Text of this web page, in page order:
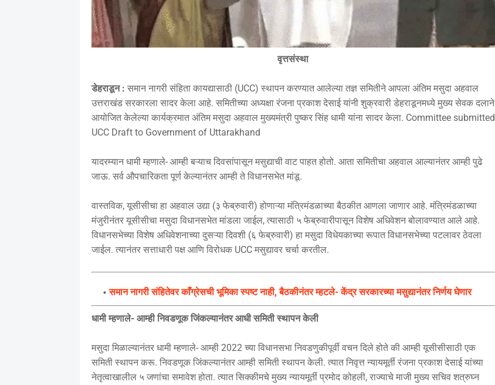
वृत्तसंस्था
डेहराडून : समान नागरी संहिता कायद्यासाठी (UCC) स्थापन करण्यात आलेल्या तज्ञ समितीने आपला अंतिम मसुदा अहवाल
उत्तराखंड सरकारला सादर केला आहे. समितीच्या अध्यक्षा रंजना प्रकाश देसाई यांनी शुक्रवारी डेहराडूनमध्ये मुख्य सेवक दलाने
आयोजित केलेल्या कार्यक्रमात अंतिम मसुदा अहवाल मुख्यमंत्री पुष्कर सिंह धामी यांना सादर केला. Committee submitted
UCC Draft to Government of Uttarakhand
यादरम्यान धामी म्हणाले- आम्ही बऱ्याच दिवसांपासून मसुद्याची वाट पाहत होतो. आता समितीचा अहवाल आल्यानंतर आम्ही पुढे
जाऊ. सर्व औपचारिकता पूर्ण केल्यानंतर आम्ही ते विधानसभेत मांडू.
वास्तविक, यूसीसीचा हा अहवाल उद्या (३ फेब्रुवारी) होणाऱ्या मंत्रिमंडळाच्या बैठकीत आणला जाणार आहे. मंत्रिमंडळाच्या
मंजुरीनंतर यूसीसीचा मसुदा विधानसभेत मांडला जाईल, त्यासाठी ५ फेब्रुवारीपासून विशेष अधिवेशन बोलावण्यात आले आहे.
विधानसभेच्या विशेष अधिवेशनाच्या दुसऱ्या दिवशी (६ फेब्रुवारी) हा मसुदा विधेयकाच्या रूपात विधानसभेच्या पटलावर ठेवला
जाईल. त्यानंतर सत्ताधारी पक्ष आणि विरोधक UCC मसुद्यावर चर्चा करतील.
समान नागरी संहितेवर काँग्रेसची भूमिका स्पष्ट नाही, बैठकीनंतर म्हटले- केंद्र सरकारच्या मसुद्यानंतर निर्णय घेणार
धामी म्हणाले- आम्ही निवडणूक जिंकल्यानंतर आधी समिती स्थापन केली
मसुदा मिळाल्यानंतर धामी म्हणाले- आम्ही 2022 च्या विधानसभा निवडणुकीपूर्वी वचन दिले होते की आम्ही यूसीसीसाठी एक
समिती स्थापन करू. निवडणूक जिंकल्यानंतर आम्ही समिती स्थापन केली. त्यात निवृत्त न्यायमूर्ती रंजना प्रकाश देसाई यांच्या
नेतृत्वाखालील ५ जणांचा समावेश होता. त्यात सिक्कीमचे मुख्य न्यायमूर्ती प्रमोद कोहली, राज्याचे माजी मुख्य सचिव शत्रुघ्न